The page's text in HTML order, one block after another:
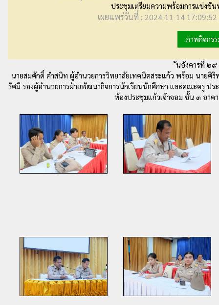
ประชุมเตรียมความพร้อมการแข่งขั
เผยแพร่วันที่ : 2024-11-14
ภาพกิจกร
นอังคารที่ ๒
นายสมศักดิ์ คำสนิท ผู้อำนวยการวิทยาลัยเทคนิคสระแก้ว พร้อม นายศิ
รัศมี รองผู้อำนวยการฝ่ายพัฒนากิจการนักเรียนนักศึกษา และคณะครู ป
ห้องประชุมแก้วเจ้าจอม ชั้น ๓ อาค